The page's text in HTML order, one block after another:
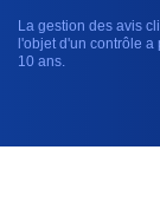
La gestion des avis
l'objet d'un contrôle
10 ans.